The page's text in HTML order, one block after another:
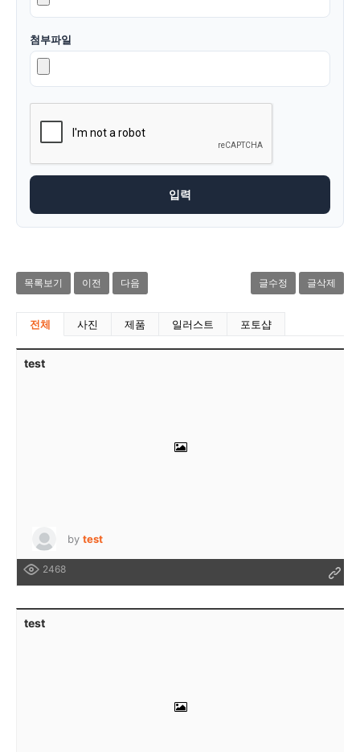
첨부파일
목록보기 이전 다음 글수정 글삭제
전체 사진 제품 일러스트 포토샵
test
by test
2468
test